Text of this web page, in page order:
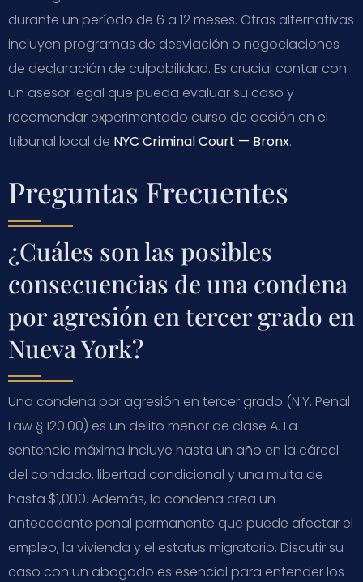
durante un período de 6 a 12 meses. Otras alternativas
incluyen programas de desviación o negociaciones
de declaración de culpabilidad. Es crucial contar con
un asesor legal que pueda evaluar su caso y
recomendar experimentado curso de acción en el
tribunal local de NYC Criminal Court — Bronx.
Preguntas Frecuentes
¿Cuáles son las posibles
consecuencias de una condena
por agresión en tercer grado en
Nueva York?
Una condena por agresión en tercer grado (N.Y. Penal
Law § 120.00) es un delito menor de clase A. La
sentencia máxima incluye hasta un año en la cárcel
del condado, libertad condicional y una multa de
hasta $1,000. Además, la condena crea un
antecedente penal permanente que puede afectar el
empleo, la vivienda y el estatus migratorio. Discutir su
caso con un abogado es esencial para entender los